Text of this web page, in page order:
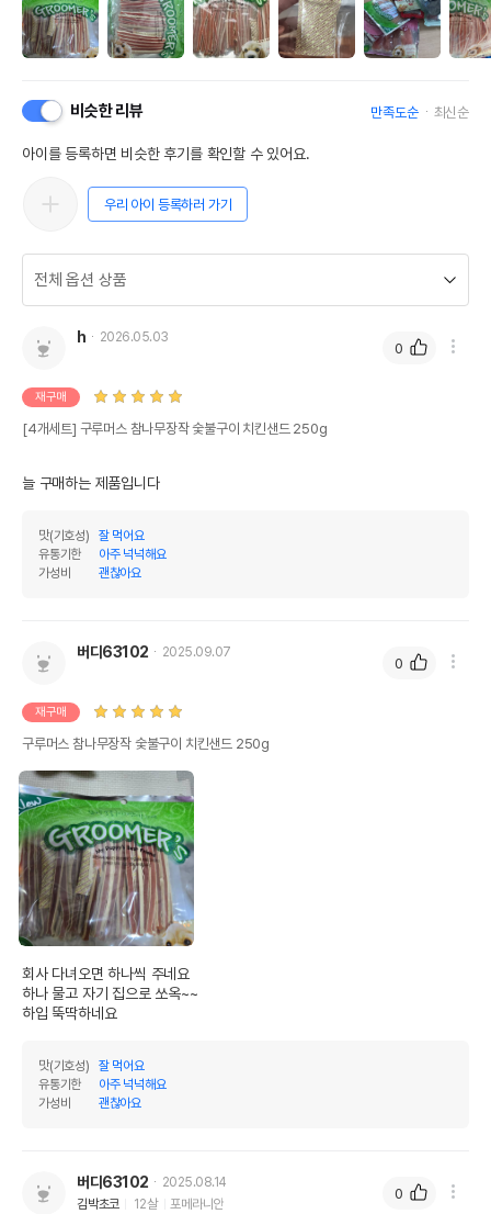
비슷한 리뷰 만족도순 최신순
아이를 등록하면 비슷한 후기를 확인할 수 있어요.
우리 아이 등록하러 가기
h 2026.05.03
재구매
[4개세트] 구루머스 참나무장작 숯불구이 치킨샌드 250g
늘 구매하는 제품입니다
맛(기호성)
잘 먹어요
유통기한
아주 넉넉해요
가성비
괜찮아요
0
버디63102 2025.09.07
재구매
구루머스 참나무장작 숯불구이 치킨샌드 250g
회사 다녀오면 하나씩 주네요
하나 물고 자기 집으로 쏘옥~~
하입 뚝딱하네요
맛(기호성)
잘 먹어요
유통기한
아주 넉넉해요
가성비
괜찮아요
0
버디63102
2025.08.14
김박초코
12살 포메라니안
0